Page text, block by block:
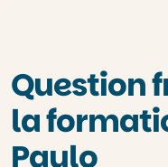
Question
la
Paulo